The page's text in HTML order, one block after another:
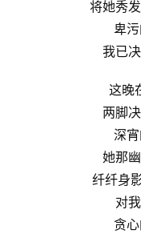
将她秀
卑
我已
这晚
两脚
深
她那
纤纤身
对
贪